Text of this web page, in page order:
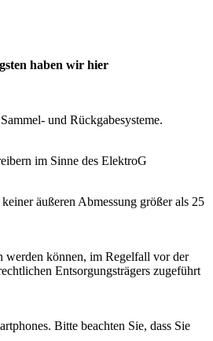
haben wir hier
und Rückgabesysteme.
im Sinne des ElektroG
äußeren Abmessung größer als 25
werden können, im Regelfall vor der
Entsorgungsträgers zugeführt
Bitte beachten Sie, dass Sie